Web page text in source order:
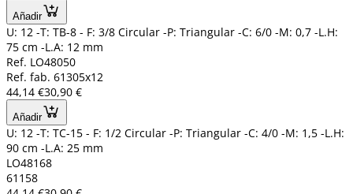
Añadir
U: 12 -T: TB-8 - F: 3/8 Circular -P: Triangular -C: 6/0 -M: 0,7 -L.H:
75 cm -L.A: 12 mm
Ref. LO48050
Ref. fab. 61305x12
44,14 €30,90 €
Añadir
U: 12 -T: TC-15 - F: 1/2 Circular -P: Triangular -C: 4/0 -M: 1,5 -L.H:
90 cm -L.A: 25 mm
LO48168
61158